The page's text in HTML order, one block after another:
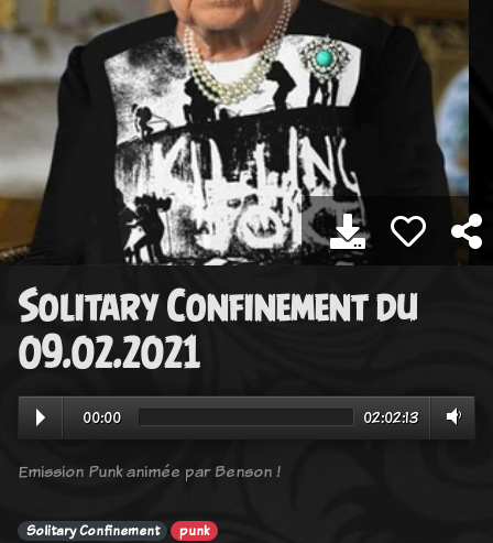
Solitary Confinement du
09.02.2021
00:00 02:02:13
Emission Punk animée par Benson !
Solitary Confinement punk